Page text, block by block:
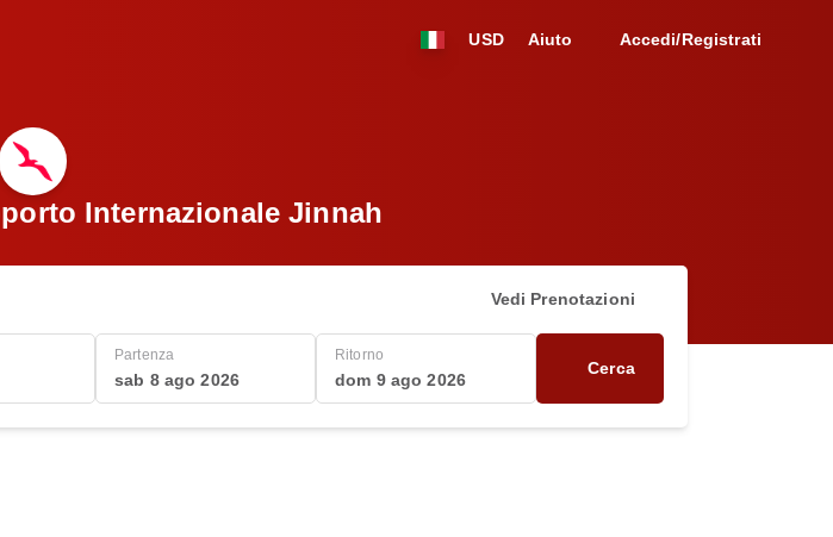
USD Aiuto Accedi/Registrati
Internazionale Jinnah
Vedi Prenotazioni
Partenza
sab 8 ago 2026
Ritorno
dom 9 ago 2026
Cerca